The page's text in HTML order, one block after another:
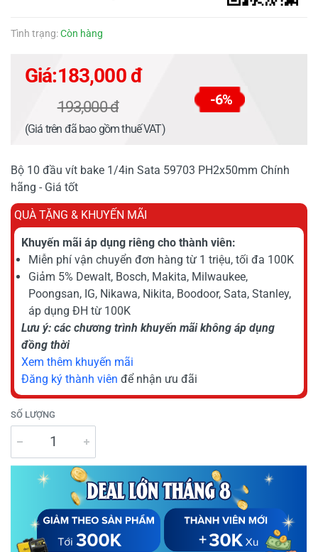
Tình trạng:Còn hàng
Giá:183,000 đ
193,000 đ -6%
(Giá trên đã bao gồm thuế VAT)
Bộ 10 đầu vít bake 1/4in Sata 59703 PH2x50mm Chính
hãng - Giá tốt
QUÀ TẶNG & KHUYẾN MÃI
Khuyến mãi áp dụng riêng cho thành viên:
Miễn phí vận chuyển đơn hàng từ 1 triệu, tối đa 100K
Giảm 5% Dewalt, Bosch, Makita, Milwaukee,
Poongsan, IG, Nikawa, Nikita, Boodoor, Sata, Stanley,
áp dụng ĐH từ 100K
Lưu ý: các chương trình khuyến mãi không áp dụng
đồng thời
Xem thêm khuyến mãi
Đăng ký thành viên để nhận ưu đãi
SỐ LƯỢNG